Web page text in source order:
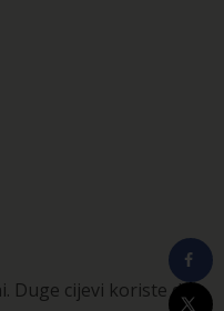
Duge cijevi koriste da